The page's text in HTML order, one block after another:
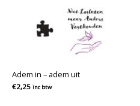
Adem in – adem uit
€2,25 inc btw